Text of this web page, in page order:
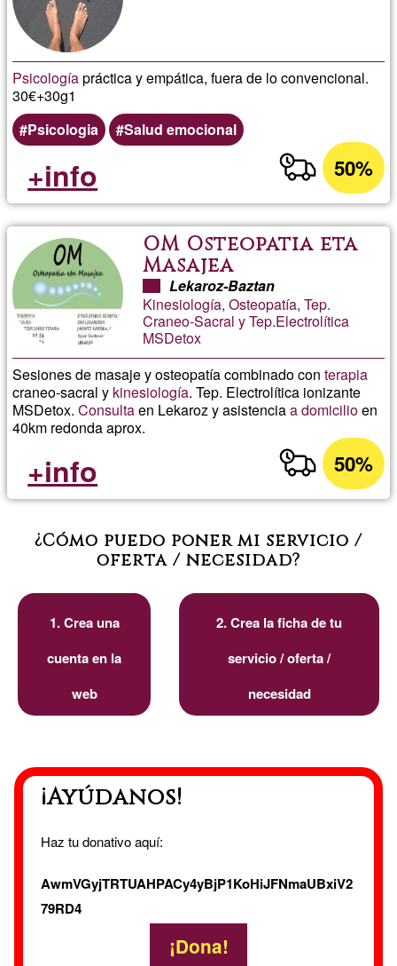
Psicologíapráctica y empática, fuera de lo convencional.
30€+30g1
Psicologia
Salud emocional
50%
+info
OM Osteopatia eta
Masajea
Lekaroz-Baztan
Kinesiología, Osteopatía, Tep.
Craneo-Sacral y Tep.Electrolítica
MSDetox
Sesiones de masaje y osteopatía combinado conterapia
craneo-sacral y kinesiología. Tep. Electrolítica ionizante
MSDetox.Consultaen Lekaroz y asistenciaa domicilioen
40km redonda aprox.
50%
+info
¿Cómo puedo poner mi servicio /
oferta / necesidad?
1. Crea una
cuenta en la
web
2. Crea la ficha de tu
servicio / oferta /
necesidad
¡Ayúdanos!
Haz tu donativo aquí:
AwmVGyjTRTUAHPACy4yBjP1KoHiJFNmaUBxiV2
79RD4
¡Dona!